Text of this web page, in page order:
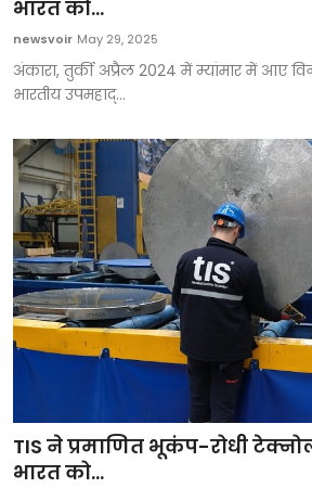
भारत को...
newsvoir May 29, 2025
अंकारा, तुर्की अप्रैल 2024 में म्यांमार में आए
भारतीय उपमहाद्...
TIS ने प्रमाणित भूकंप-रोधी
भारत को...